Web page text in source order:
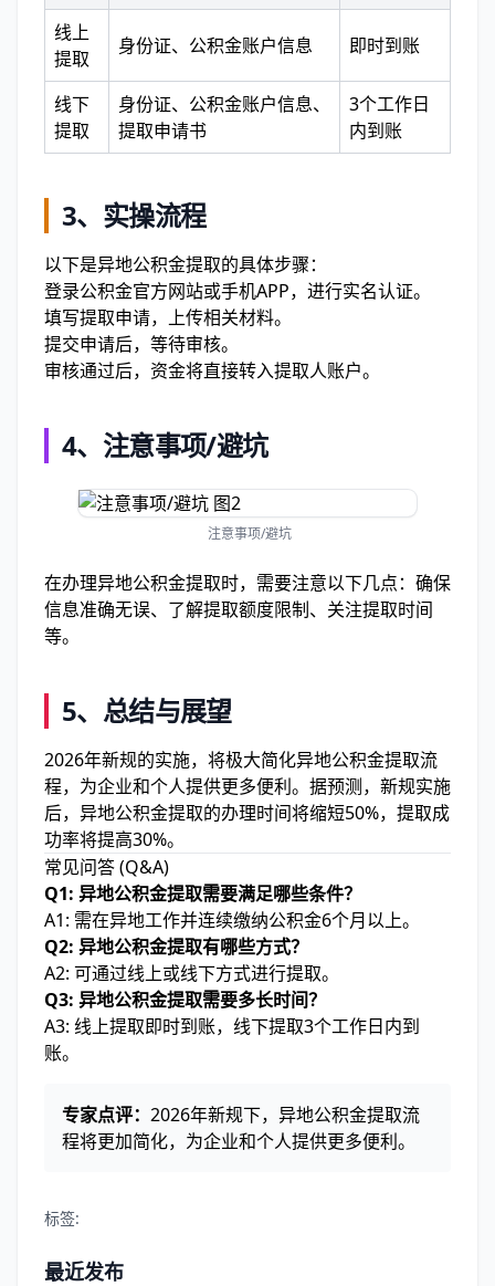
线上
提取
身份证、公积金账户信息 即时到账
线下
提取
身份证、公积金账户信息、
提取申请书
3个工作日
内到账
3、 实操流程
以下是异地公积金提取的具体步骤：
登录公积金官方网站或手机APP，进行实名认证。
填写提取申请，上传相关材料。
提交申请后，等待审核。
审核通过后，资金将直接转入提取人账户。
4、 注意事项/避坑
注意事项/避坑
在办理异地公积金提取时，需要注意以下几点：确保
信息准确无误、了解提取额度限制、关注提取时间
等。
5、 总结与展望
2026年新规的实施，将极大简化异地公积金提取流
程，为企业和个人提供更多便利。据预测，新规实施
后，异地公积金提取的办理时间将缩短50%，提取成
功率将提高30%。
常见问答 (Q&A)
Q1: 异地公积金提取需要满足哪些条件？
A1: 需在异地工作并连续缴纳公积金6个月以上。
Q2: 异地公积金提取有哪些方式？
A2: 可通过线上或线下方式进行提取。
Q3: 异地公积金提取需要多长时间？
A3: 线上提取即时到账，线下提取3个工作日内到
账。
专家点评： 2026年新规下，异地公积金提取流
程将更加简化，为企业和个人提供更多便利。
标签:
最近发布